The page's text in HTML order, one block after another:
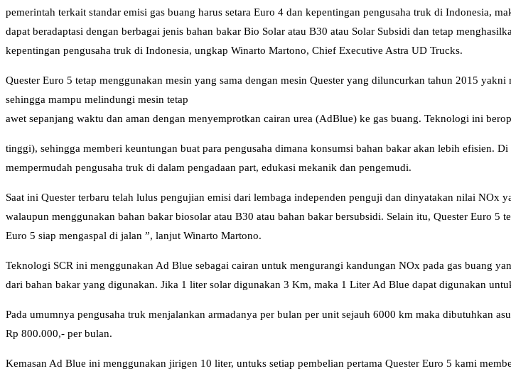
pemerintah terkait standar emisi gas buang harus setara Euro 4 dan kepentingan pengusaha truk di Indonesia,
dapat beradaptasi dengan berbagai jenis bahan bakar Bio Solar atau B30 atau Solar Subsidi dan tetap
kepentingan pengusaha truk di Indonesia, ungkap Winarto Martono, Chief Executive Astra UD Trucks.
Quester Euro 5 tetap menggunakan mesin yang sama dengan mesin Quester yang diluncurkan tahun 2015
sehingga mampu melindungi mesin tetap
awet sepanjang waktu dan aman dengan menyemprotkan cairan urea (AdBlue) ke gas buang. Teknologi ini
tinggi), sehingga memberi keuntungan buat para pengusaha dimana konsumsi bahan bakar akan lebih efisien.
mempermudah pengusaha truk di dalam pengadaan part, edukasi mekanik dan pengemudi.
Saat ini Quester terbaru telah lulus pengujian emisi dari lembaga independen penguji dan dinyatakan nilai NOx
walaupun menggunakan bahan bakar biosolar atau B30 atau bahan bakar bersubsidi. Selain itu, Quester Euro
Euro 5 siap mengaspal di jalan ”, lanjut Winarto Martono.
Teknologi SCR ini menggunakan Ad Blue sebagai cairan untuk mengurangi kandungan NOx pada gas buang
dari bahan bakar yang digunakan. Jika 1 liter solar digunakan 3 Km, maka 1 Liter Ad Blue dapat digunakan
Pada umumnya pengusaha truk menjalankan armadanya per bulan per unit sejauh 6000 km maka dibutuhkan
Rp 800.000,- per bulan.
Kemasan Ad Blue ini menggunakan jirigen 10 liter, untuks setiap pembelian pertama Quester Euro 5 kami